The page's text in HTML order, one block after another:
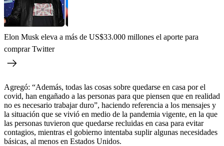
Elon Musk eleva a más de US$33.000 millones el aporte para
comprar Twitter
Agregó: “Además, todas las cosas sobre quedarse en casa por el
covid, han engañado a las personas para que piensen que en realidad
no es necesario trabajar duro”, haciendo referencia a los mensajes y
la situación que se vivió en medio de la pandemia vigente, en la que
las personas tuvieron que quedarse recluidas en casa para evitar
contagios, mientras el gobierno intentaba suplir algunas necesidades
básicas, al menos en Estados Unidos.